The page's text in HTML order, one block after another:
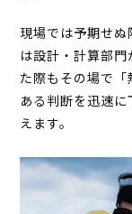
現場では予期せ
は設計・計算部
た際もその場で
ある判断を迅速
えます。